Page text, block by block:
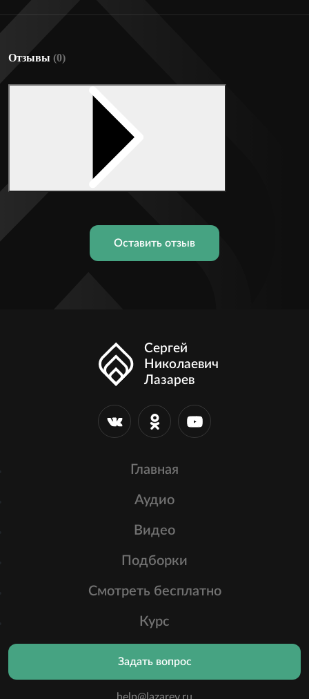
Отзывы (0)
Оставить отзыв
Сергей
Николаевич
Лазарев
Главная
Аудио
Видео
Подборки
Смотреть бесплатно
Курс
Задать вопрос